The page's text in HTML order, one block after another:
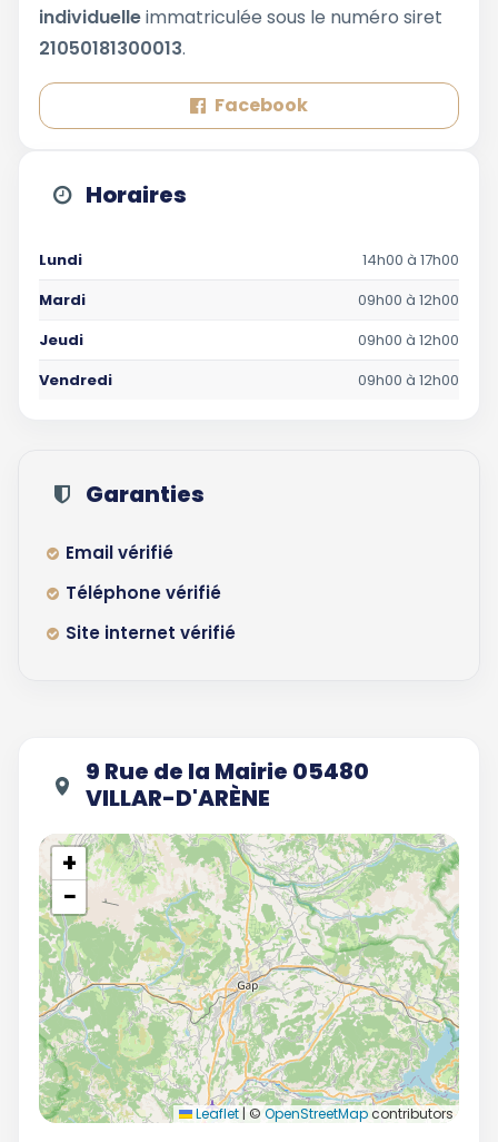
individuelleimmatriculée sous le numéro siret
21050181300013.
Facebook
Horaires
Lundi
14h00 à 17h00
Mardi
09h00 à 12h00
Jeudi
09h00 à 12h00
Vendredi
09h00 à 12h00
Garanties
Email vérifié
Téléphone vérifié
Site internet vérifié
9 Rue de la Mairie 05480
VILLAR-D'ARÈNE
+
−
Leaflet | © OpenStreetMapcontributors